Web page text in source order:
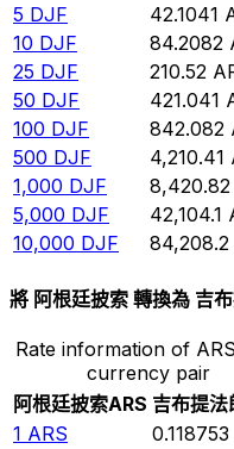
5 DJF 42.1041
10 DJF 84.2082
25 DJF 210.52
50 DJF 421.041
100 DJF 842.082
500 DJF 4,210.41
1,000 DJF 8,420.82
5,000 DJF 42,104.1
10,000 DJF 84,208.2
將 阿根廷披索 轉換為 吉
Rate information of
currency pair
阿根廷披索ARS 吉布提法
1 ARS 0.118753